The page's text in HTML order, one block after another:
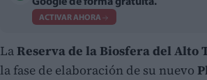
Google de forma gratuita.
ACTIVAR AHORA
LaReserva de la Biosfera del Alto
la fase de elaboración de su nuevo